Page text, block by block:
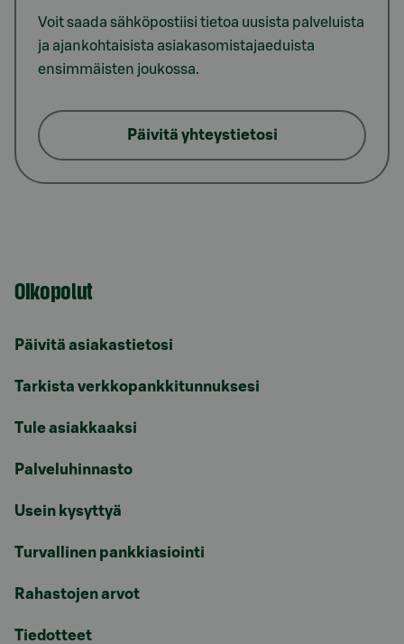
Voit saada sähköpostiisi tietoa uusista palveluista
ja ajankohtaisista asiakasomistajaeduista
ensimmäisten joukossa.
Päivitä yhteystietosi
Oikopolut
Päivitä asiakastietosi
Tarkista verkkopankkitunnuksesi
Tule asiakkaaksi
Palveluhinnasto
Usein kysyttyä
Turvallinen pankkiasiointi
Rahastojen arvot
Tiedotteet